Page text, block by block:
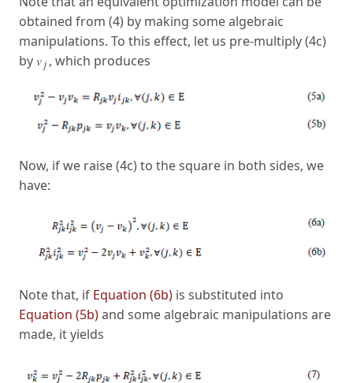
obtained from (4) by making some algebraic
manipulations. To this effect, let us pre-multiply (4c)
by 𝑣j , which produces
Now, if we raise (4c) to the square in both sides, we
have:
Note that, if Equation (6b) is substituted into
Equation (5b)and some algebraic manipulations are
made, it yields